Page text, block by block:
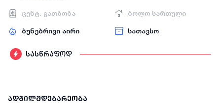
ცენტ. გათბობა ბოლო სართული
ბუნებრივი აირი სათავსო
სასწრაფოდ
ადგილმდებარეობა